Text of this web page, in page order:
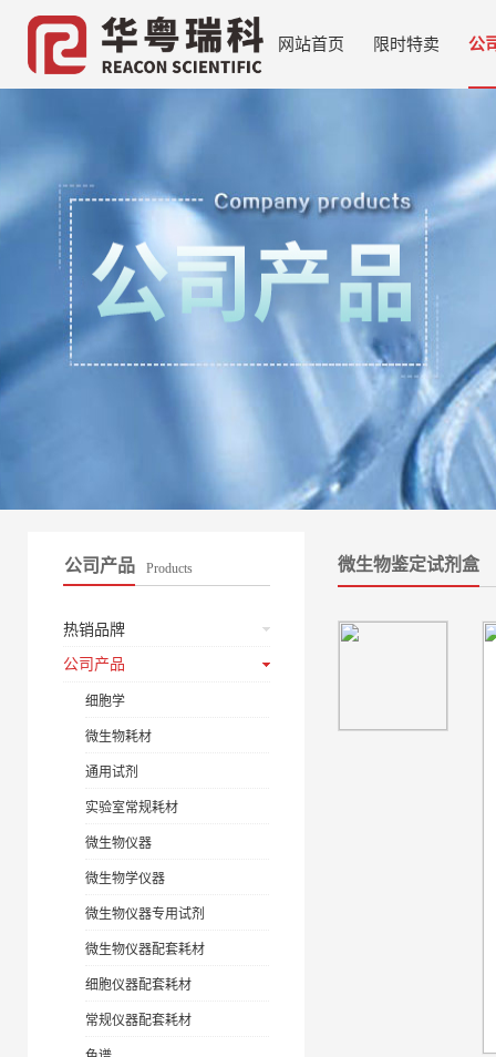
网站首页 限时特卖 公
公司产品 Products
热销品牌
公司产品
细胞学
微生物耗材
通用试剂
实验室常规耗材
微生物仪器
微生物学仪器
微生物仪器专用试剂
微生物仪器配套耗材
细胞仪器配套耗材
常规仪器配套耗材
微生物鉴定试剂盒